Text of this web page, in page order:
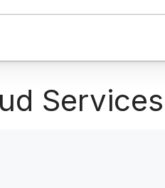
Services